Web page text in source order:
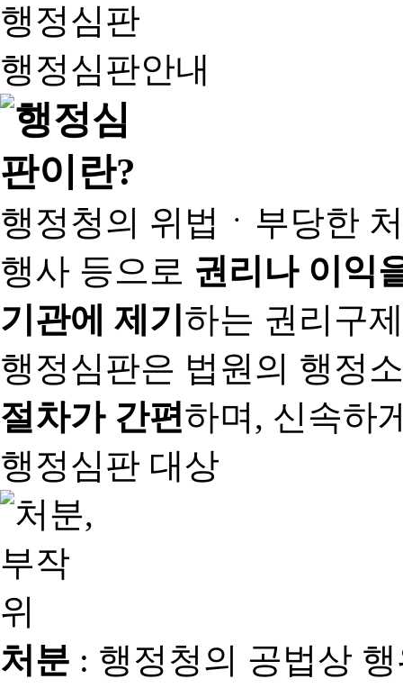
행정심판
행정심판안내
행정청의 위법ㆍ부당한
행사 등으로 권리나 이익
기관에 제기하는 권리구
행정심판은 법원의 행정
절차가 간편하며, 신속하
행정심판 대상
처분 : 행정청의 공법상